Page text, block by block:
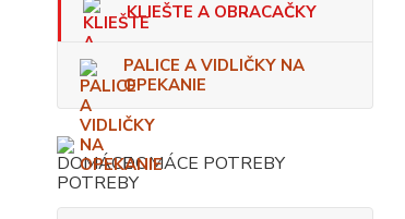
KLIEŠTE A OBRACAČKY
PALICE A VIDLIČKY NA
OPEKANIE
DOMÁCE POTREBY